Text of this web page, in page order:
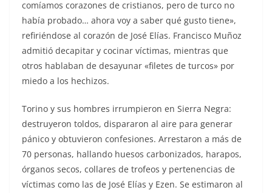
comíamos corazones de cristianos, pero de turco no
había probado… ahora voy a saber qué gusto tiene»,
refiriéndose al corazón de José Elías. Francisco Muñoz
admitió decapitar y cocinar víctimas, mientras que
otros hablaban de desayunar «filetes de turcos» por
miedo a los hechizos.
Torino y sus hombres irrumpieron en Sierra Negra:
destruyeron toldos, dispararon al aire para generar
pánico y obtuvieron confesiones. Arrestaron a más de
70 personas, hallando huesos carbonizados, harapos,
órganos secos, collares de trofeos y pertenencias de
víctimas como las de José Elías y Ezen. Se estimaron al